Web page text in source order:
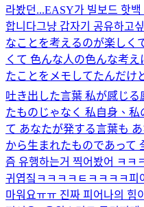
라봤던...EASY가 빌보드 핫
합니다그냥 갑자기 공유하고
なことを考えるのが楽しく
くて 色んな人の色んな考
たことをメモしてたんだけ
吐き出した言葉 私が感じ
たものじゃなく 私自身、
て あなたが発する言葉も
から生まれたものであって
즘 유행하는거 찍어봤어 ㅋㅋ
귀엽짘ㅋㅋㅋㅋㅌㅋㅋㅋㅋ피
마워요ㅠㅠ 진짜 피어나의 힘